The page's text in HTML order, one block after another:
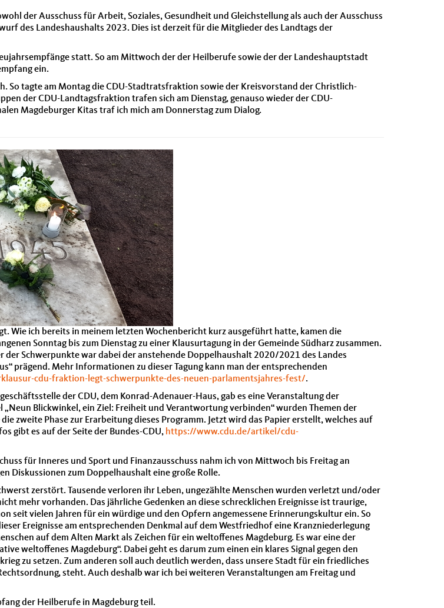
der Ausschuss für Arbeit, Soziales, Gesundheit und Gleichstellung als auch der Ausschuss
des Landeshaushalts 2023. Dies ist derzeit für die Mitglieder des Landtags der
statt. So am Mittwoch der der Heilberufe sowie der der Landeshauptstadt
ein.
So tagte am Montag die CDU-Stadtratsfraktion sowie der Kreisvorstand der Christlich-
der CDU-Landtagsfraktion trafen sich am Dienstag, genauso wieder der CDU-
Magdeburger Kitas traf ich mich am Donnerstag zum Dialog.
Wie ich bereits in meinem letzten Wochenbericht kurz ausgeführt hatte, kamen die
Sonntag bis zum Dienstag zu einer Klausurtagung in der Gemeinde Südharz zusammen.
Schwerpunkte war dabei der anstehende Doppelhaushalt 2020/2021 des Landes
prägend. Mehr Informationen zu dieser Tagung kann man der entsprechenden
cdu-fraktion-legt-schwerpunkte-des-neuen-parlamentsjahres-fest/.
der CDU, dem Konrad-Adenauer-Haus, gab es eine Veranstaltung der
Blickwinkel, ein Ziel: Freiheit und Verantwortung verbinden“ wurden Themen der
zweite Phase zur Erarbeitung dieses Programm. Jetzt wird das Papier erstellt, welches auf
gibt es auf der Seite der Bundes-CDU, https://www.cdu.de/artikel/cdu-
für Inneres und Sport und Finanzausschuss nahm ich von Mittwoch bis Freitag an
Diskussionen zum Doppelhaushalt eine große Rolle.
zerstört. Tausende verloren ihr Leben, ungezählte Menschen wurden verletzt und/oder
mehr vorhanden. Das jährliche Gedenken an diese schrecklichen Ereignisse ist traurige,
seit vielen Jahren für ein würdige und den Opfern angemessene Erinnerungskultur ein. So
Ereignisse am entsprechenden Denkmal auf dem Westfriedhof eine Kranzniederlegung
auf dem Alten Markt als Zeichen für ein weltoffenes Magdeburg. Es war eine der
weltoffenes Magdeburg“. Dabei geht es darum zum einen ein klares Signal gegen den
zu setzen. Zum anderen soll auch deutlich werden, dass unsere Stadt für ein friedliches
steht. Auch deshalb war ich bei weiteren Veranstaltungen am Freitag und
der Heilberufe in Magdeburg teil.